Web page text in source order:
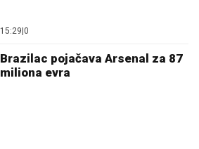
15:29 0
Brazilac pojačava Arsenal za 87
miliona evra